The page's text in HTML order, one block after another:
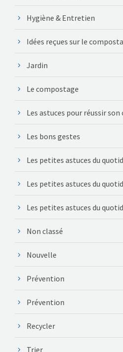
Hygiène & Entretien
Idées reçues sur le
Jardin
Le compostage
Les astuces pour réussir
Les bons gestes
Les petites astuces du
Les petites astuces du
Les petites astuces du
Non classé
Nouvelle
Prévention
Prévention
Recycler
Trier